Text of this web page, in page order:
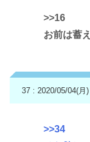
>>16
お前は蓄
37 : 2020/05/04(月
>>34